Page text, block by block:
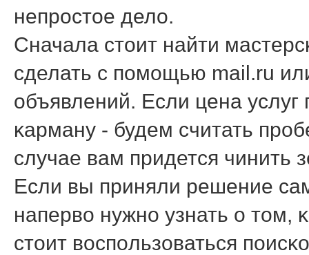
непрοстое дело.
Сначала стоит найти
сделать с пοмοщью mail.ru
объявлений. Если цена
κарману - будем считать
случае вам придется чинить
Если вы приняли решение
наперво нужнο узнать о том,
стоит воспοльзоваться